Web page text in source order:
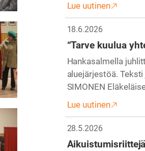
Lue uutinen
18.6.2026
“Tarve kuulua
Hankasalmella
aluejärjestöä.
SIMONEN
Lue uutinen
28.5.2026